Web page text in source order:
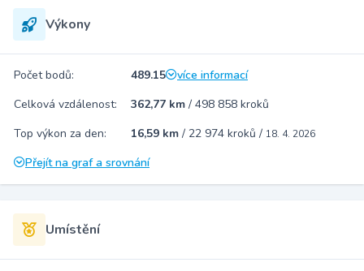
Výkony
Počet bodů: 489.15
více informací
Celková vzdálenost:
362,77 km / 498 858 kroků
Top výkon za den:
16,59 km / 22 974 kroků / 18. 4. 2026
Přejít na graf a srovnání
Umístění